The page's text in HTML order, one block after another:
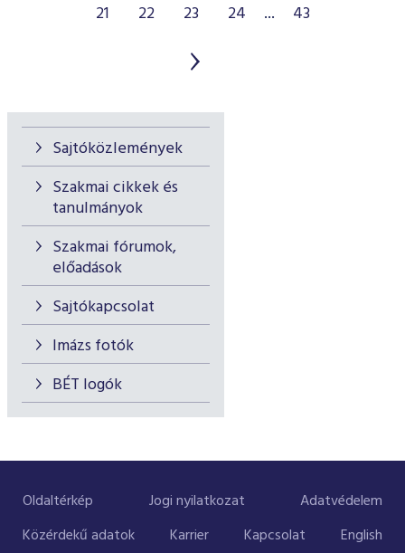
Sajtóközlemények
Szakmai cikkek és
tanulmányok
Szakmai fórumok,
előadások
Sajtókapcsolat
Imázs fotók
BÉT logók
21
22 23 24 ... 43
Oldaltérkép Jogi nyilatkozat
Adatvédelem
Közérdekű adatok
Karrier Kapcsolat English